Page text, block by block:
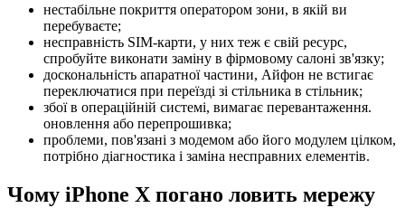
нестабільне покриття оператором зони, в якій ви
перебуваєте;
несправність SIM-карти, у них теж є свій ресурс,
спробуйте виконати заміну в фірмовому салоні зв'язку;
доскональність апаратної частини, Айфон не встигає
переключатися при переїзді зі стільника в стільник;
збої в операційній системі, вимагає перевантаження.
оновлення або перепрошивка;
проблеми, пов'язані з модемом або його модулем цілком,
потрібно діагностика і заміна несправних елементів.
Чому iPhone X погано ловить мережу